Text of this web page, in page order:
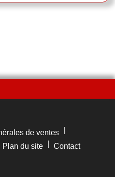
de ventes
Plan du site Contact